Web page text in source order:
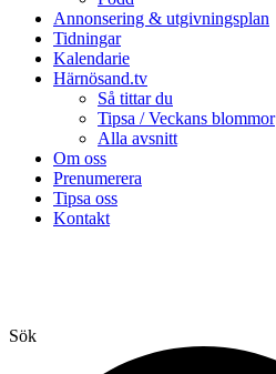
Annonsering & utgivningsplan
Tidningar
Kalendarie
Härnösand.tv
Så tittar du
Tipsa / Veckans blommor
Alla avsnitt
Om oss
Prenumerera
Tipsa oss
Kontakt
Sök